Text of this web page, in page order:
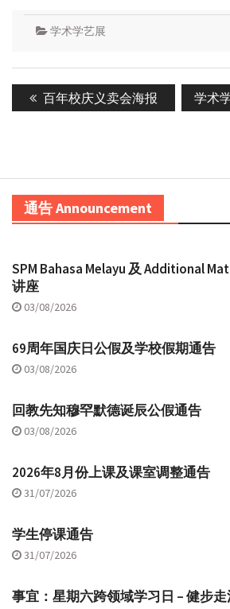
学术学艺展
Post
navigation
Previous
post:
百年校庆义卖会海报
Next
post:
学术
通告 Announcement
SPM Bahasa Melayu 及 Additional
讲座
03/08/2026
69周年国庆日公假及学校假期通告
03/08/2026
回教先知穆罕默德诞辰公假通告
03/08/2026
2026年8月份上课及课室调整通告
31/07/2026
学生停课通告
31/07/2026
事宜：星期六跨领域学习日 – 健步走